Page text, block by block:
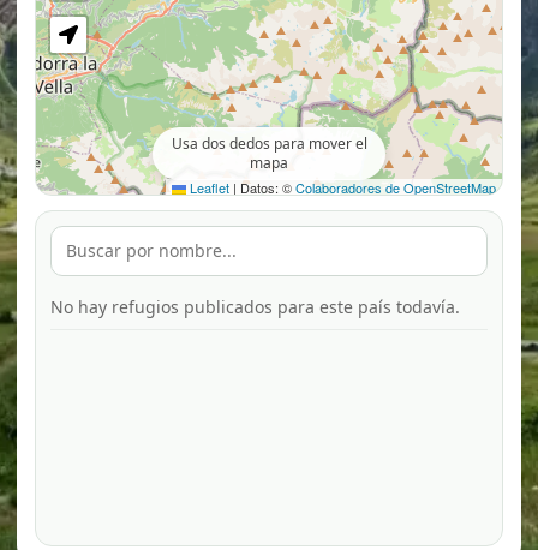
Leaflet | Datos: ©Colaboradores de OpenStreetMap
Usa dos dedos para mover el
mapa
No hay refugios publicados para este país todavía.